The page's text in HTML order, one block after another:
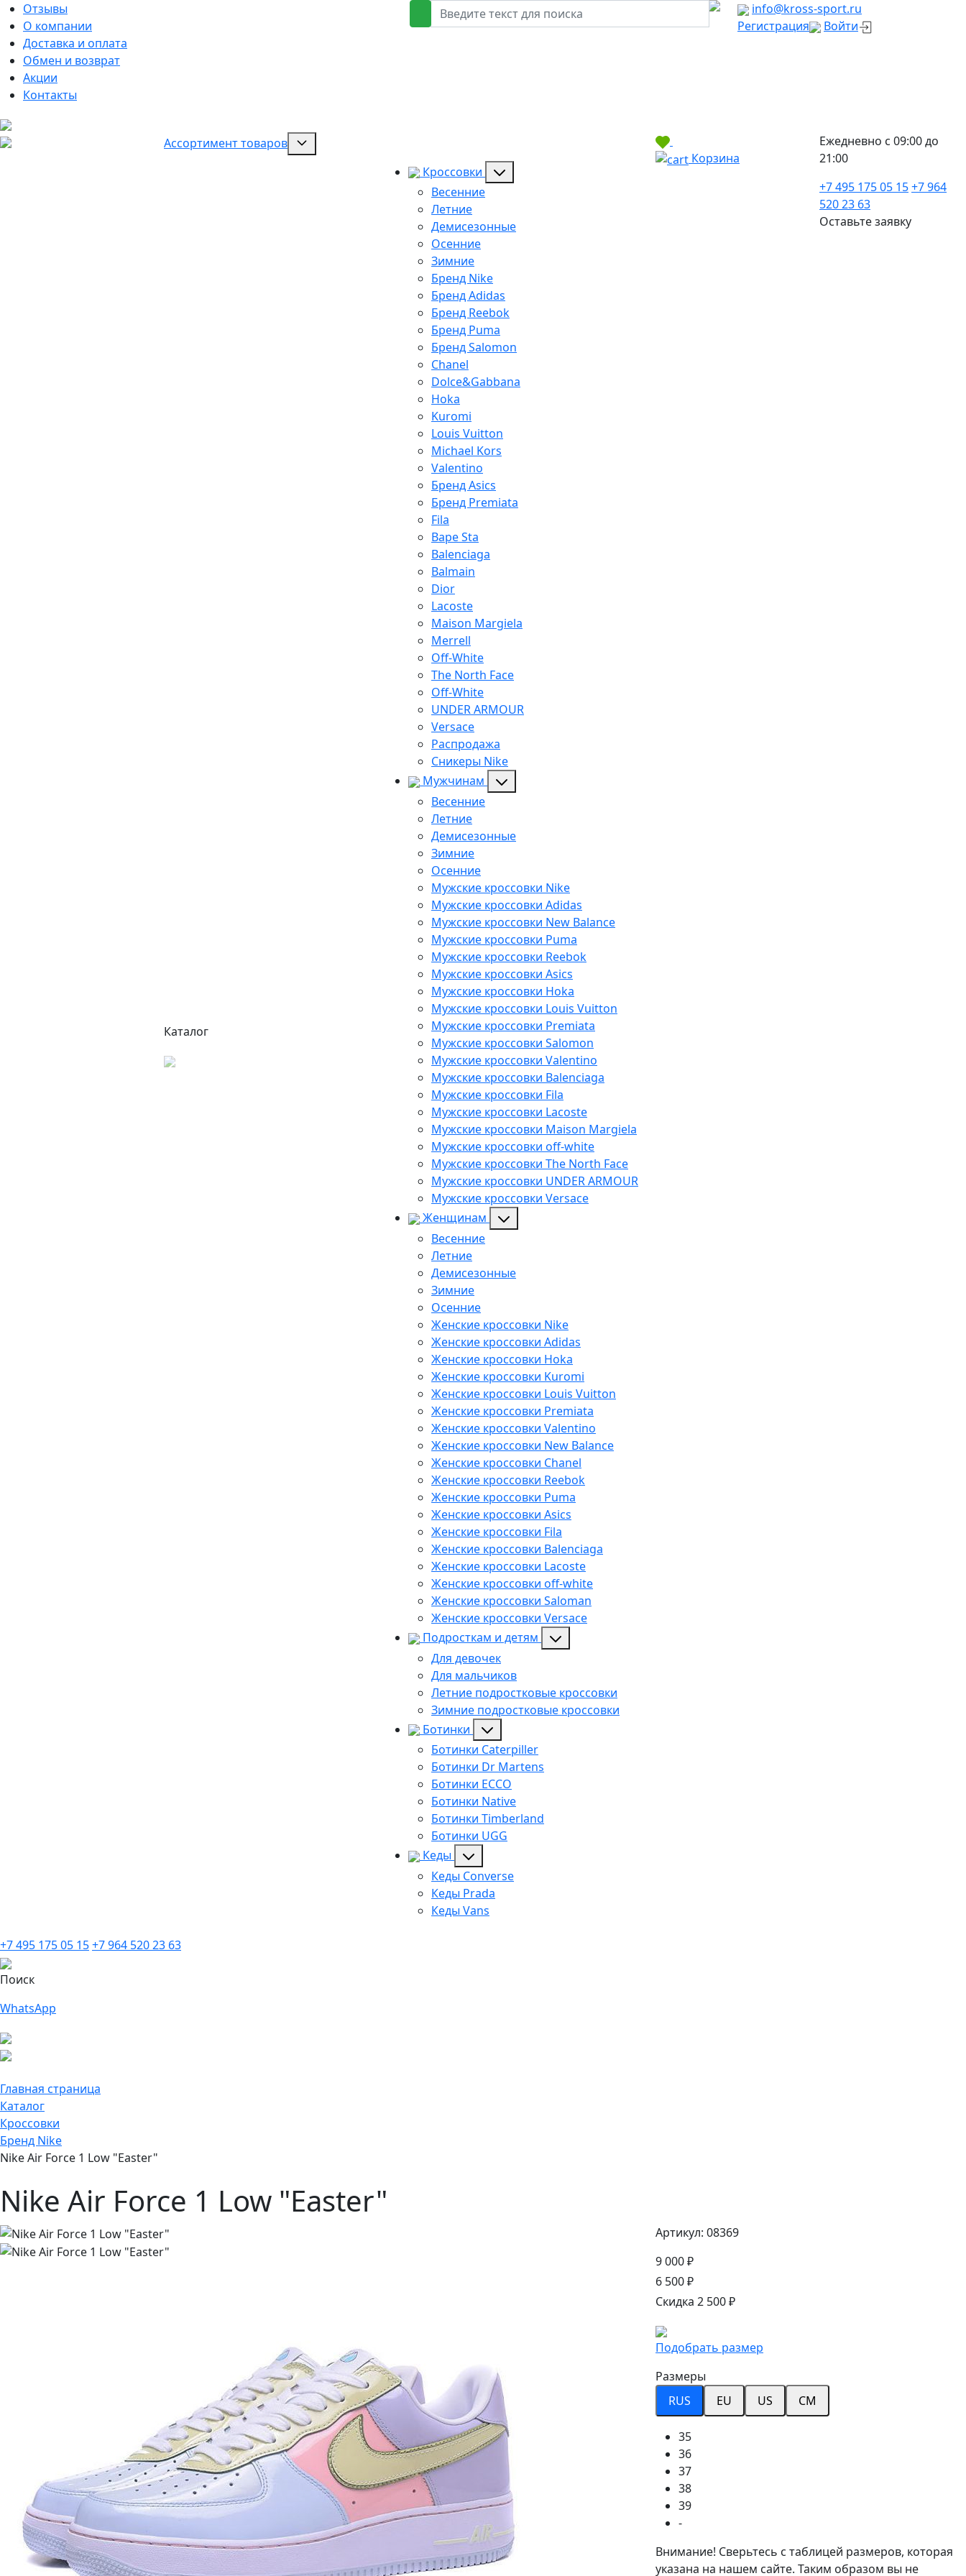
Отзывы
О компании
Доставка и оплата
Обмен и возврат
Акции
Контакты
info@kross-sport.ru
Регистрация
Войти
Ассортимент товаров
Каталог
Кроссовки
Весенние
Летние
Демисезонные
Осенние
Зимние
Бренд Nike
Бренд Adidas
Бренд Reebok
Бренд Puma
Бренд Salomon
Chanel
Dolce&Gabbana
Hoka
Kuromi
Louis Vuitton
Michael Kors
Valentino
Бренд Asics
Бренд Premiata
Fila
Bape Sta
Balenciaga
Balmain
Dior
Lacoste
Maison Margiela
Merrell
Off-White
The North Face
Off-White
UNDER ARMOUR
Versace
Распродажа
Сникеры Nike
Мужчинам
Весенние
Летние
Демисезонные
Зимние
Осенние
Мужские кроссовки Nike
Мужские кроссовки Adidas
Мужские кроссовки New Balance
Мужские кроссовки Puma
Мужские кроссовки Reebok
Мужские кроссовки Asics
Мужские кроссовки Hoka
Мужские кроссовки Louis Vuitton
Мужские кроссовки Premiata
Мужские кроссовки Salomon
Мужские кроссовки Valentino
Мужские кроссовки Balenciaga
Мужские кроссовки Fila
Мужские кроссовки Lacoste
Мужские кроссовки Maison Margiela
Мужские кроссовки off-white
Мужские кроссовки The North Face
Мужские кроссовки UNDER ARMOUR
Мужские кроссовки Versace
Женщинам
Весенние
Летние
Демисезонные
Зимние
Осенние
Женские кроссовки Nike
Женские кроссовки Adidas
Женские кроссовки Hoka
Женские кроссовки Kuromi
Женские кроссовки Louis Vuitton
Женские кроссовки Premiata
Женские кроссовки Valentino
Женские кроссовки New Balance
Женские кроссовки Chanel
Женские кроссовки Reebok
Женские кроссовки Puma
Женские кроссовки Asics
Женские кроссовки Fila
Женские кроссовки Balenciaga
Женские кроссовки Lacoste
Женские кроссовки off-white
Женские кроссовки Saloman
Женские кроссовки Versace
Подросткам и детям
Для девочек
Для мальчиков
Летние подростковые кроссовки
Зимние подростковые кроссовки
Ботинки
Ботинки Caterpiller
Ботинки Dr Martens
Ботинки ECCO
Ботинки Native
Ботинки Timberland
Ботинки UGG
Кеды
Кеды Converse
Кеды Prada
Кеды Vans
Корзина
Ежедневно с 09:00 до
21:00
+7 495 175 05 15+7 964
520 23 63
Оставьте заявку
+7 495 175 05 15+7 964 520 23 63
Поиск
WhatsApp
Главная страница
Каталог
Кроссовки
Бренд Nike
Nike Air Force 1 Low "Easter"
Nike Air Force 1 Low "Easter"
Артикул: 08369
9 000 ₽
6 500 ₽
Скидка 2 500 ₽
Подобрать размер
Размеры
RUS
EU US CM
35
36
37
38
39
-
Внимание! Сверьтесь с таблицей размеров, которая
указана на нашем сайте. Таким образом вы не